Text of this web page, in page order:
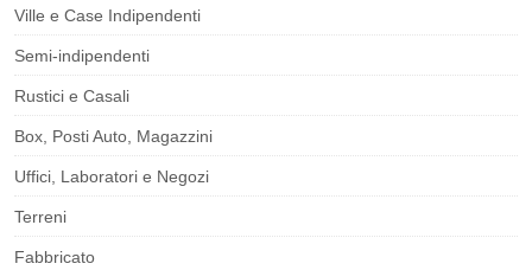
Ville e Case Indipendenti
Semi-indipendenti
Rustici e Casali
Box, Posti Auto, Magazzini
Uffici, Laboratori e Negozi
Terreni
Fabbricato